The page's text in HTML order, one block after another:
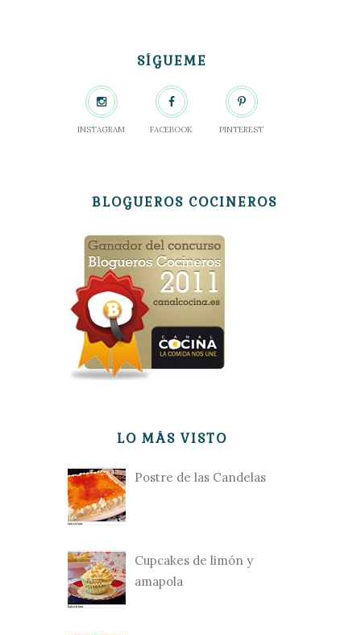
SÍGUEME
INSTAGRAM FACEBOOK PINTEREST
BLOGUEROS COCINEROS
LO MÁS VISTO
Postre de las Candelas
Cupcakes de limón y
amapola